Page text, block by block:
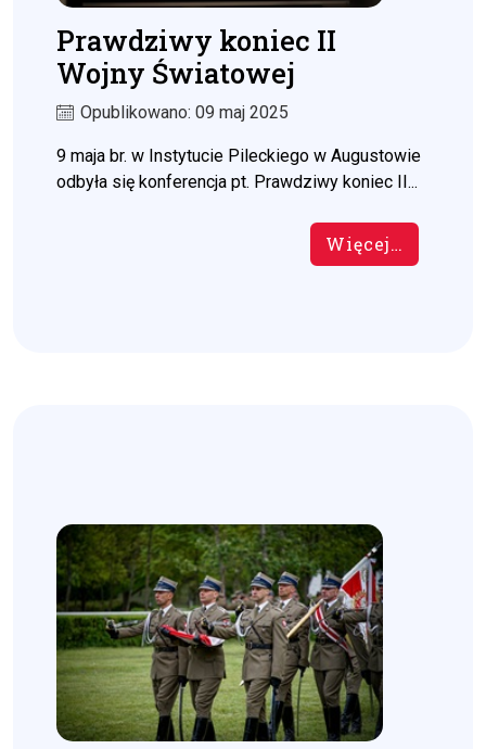
Prawdziwy koniec II
Wojny Światowej
Opublikowano: 09 maj 2025
9 maja br. w Instytucie Pileckiego w Augustowie
odbyła się konferencja pt. Prawdziwy koniec II...
Więcej…